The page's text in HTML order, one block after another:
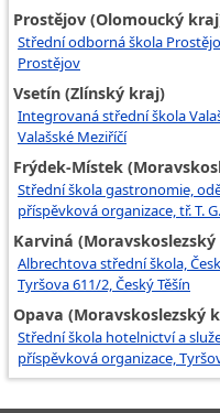
Prostějov (Olomoucký
Střední odborná škola
Prostějov
Vsetín (Zlínský kraj)
Integrovaná střední škola
Valašské Meziříčí
Frýdek-Místek
Střední škola gastronomie,
příspěvková organizace, tř. T.
Karviná
Albrechtova střední škola,
Tyršova 611/2, Český Těšín
Opava (Moravskoslezský
Střední škola hotelnictví a
příspěvková organizace,